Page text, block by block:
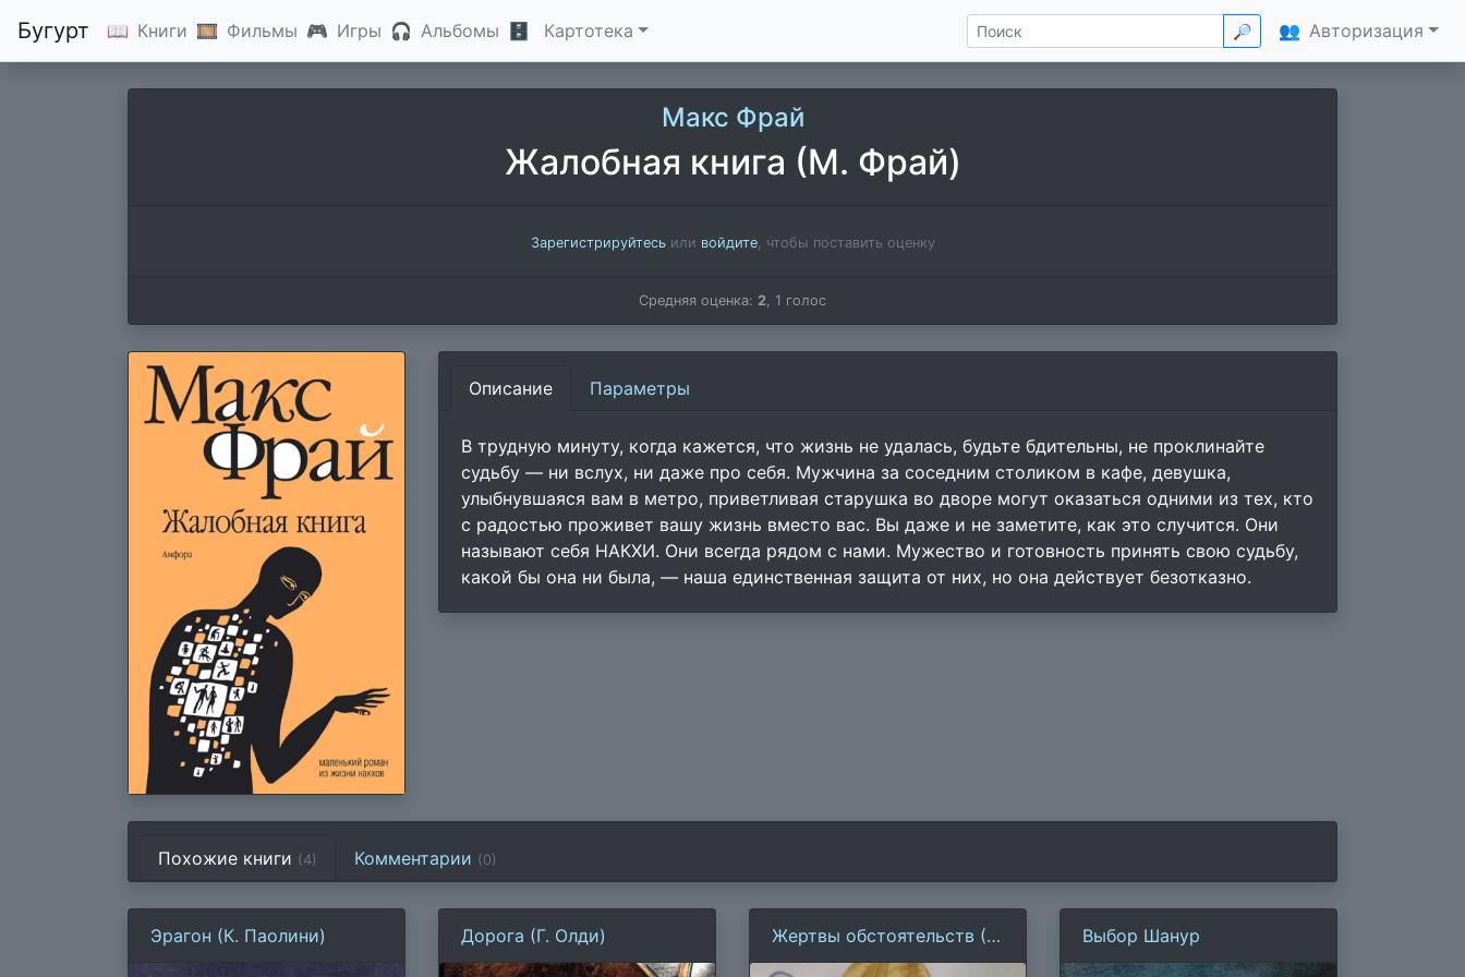
Бугурт 📖 Книги 🎞 Фильмы 🎮 Игры 🎧 Альбомы 🗄 Картотека 🔎 👥 Авторизация
Макс Фрай
Жалобная книга (М. Фрай)
Зарегистрируйтесьили войдите, чтобы поставить оценку
Средняя оценка: 2, 1 голос
Описание Параметры
В трудную минуту, когда кажется, что жизнь не удалась, будьте бдительны, не проклинайте
судьбу — ни вслух, ни даже про себя. Мужчина за соседним столиком в кафе, девушка,
улыбнувшаяся вам в метро, приветливая старушка во дворе могут оказаться одними из тех, кто
с радостью проживет вашу жизнь вместо вас. Вы даже и не заметите, как это случится. Они
называют себя НАКХИ. Они всегда рядом с нами. Мужество и готовность принять свою судьбу,
какой бы она ни была, — наша единственная защита от них, но она действует безотказно.
Похожие книги (4) Комментарии (0)
Эрагон (К. Паолини) Дорога (Г. Олди)
Жертвы обстоятельств (С.
Ролдугина)
Выбор Шанур